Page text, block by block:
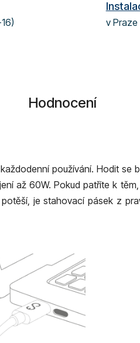
v Praze
Hodnocení
používání. Hodit se
až 60W. Pokud patříte k
je stahovací pásek z